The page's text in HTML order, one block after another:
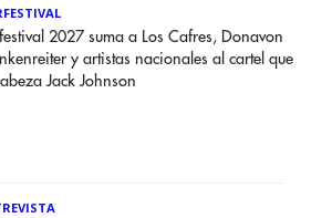
2027 suma a Los Cafres, Donavon
y artistas nacionales al cartel que
Jack Johnson